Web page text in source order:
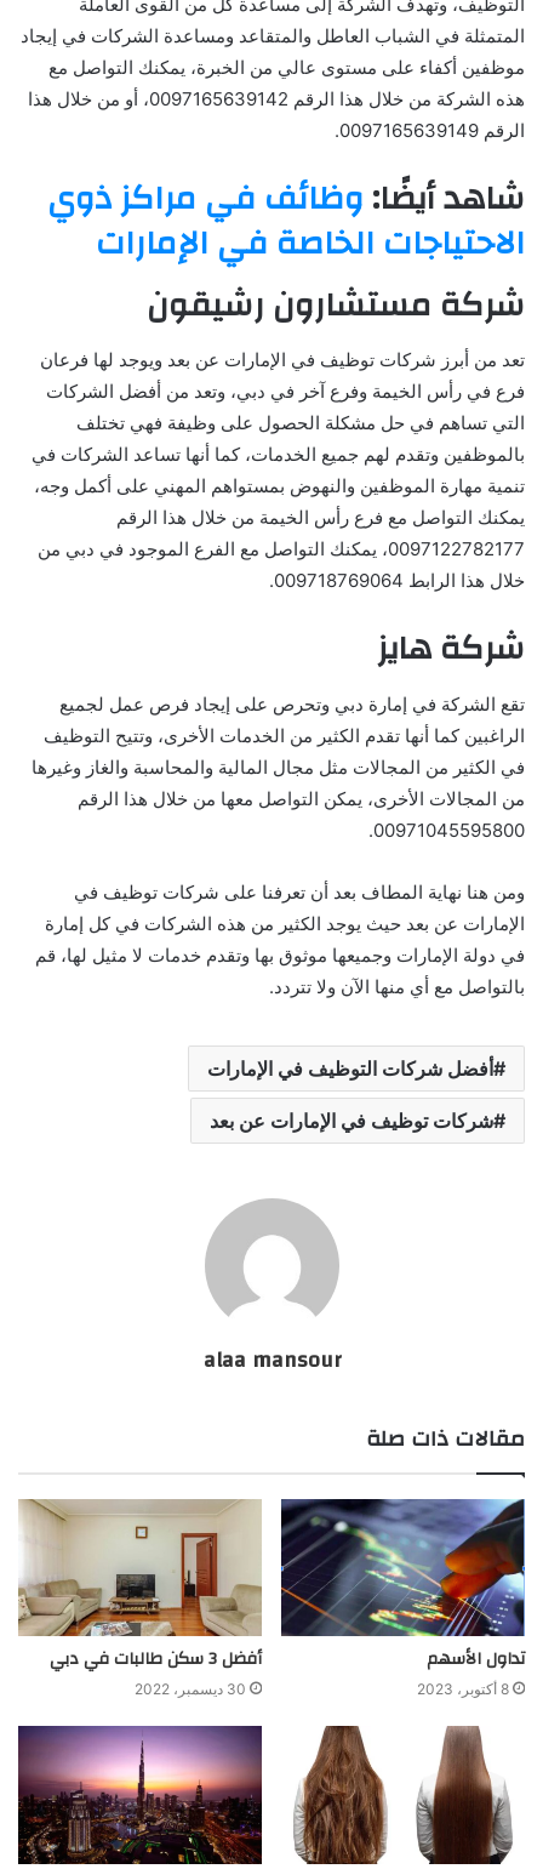
المتمثلة في الشباب العاطل والمتقاعد ومساعدة الشركات في إيجاد
موظفين أكفاء على مستوى عالي من الخبرة، يمكنك التواصل مع
هذه الشركة من خلال هذا الرقم 0097165639142، أو من خلال هذا
الرقم 0097165639149.
شاهد أيضًا:وظائف في مراكز ذوي
الاحتياجات الخاصة في الإمارات
شركة مستشارون رشيقون
تعد من أبرز شركات توظيف في الإمارات عن بعد ويوجد لها فرعان
فرع في رأس الخيمة وفرع آخر في دبي، وتعد من أفضل الشركات
التي تساهم في حل مشكلة الحصول على وظيفة فهي تختلف
بالموظفين وتقدم لهم جميع الخدمات، كما أنها تساعد الشركات في
تنمية مهارة الموظفين والنهوض بمستواهم المهني على أكمل وجه،
يمكنك التواصل مع فرع رأس الخيمة من خلال هذا الرقم
0097122782177، يمكنك التواصل مع الفرع الموجود في دبي من
خلال هذا الرابط 009718769064.
شركة هايز
تقع الشركة في إمارة دبي وتحرص على إيجاد فرص عمل لجميع
الراغبين كما أنها تقدم الكثير من الخدمات الأخرى، وتتيح التوظيف
في الكثير من المجالات مثل مجال المالية والمحاسبة والغاز وغيرها
من المجالات الأخرى، يمكن التواصل معها من خلال هذا الرقم
00971045595800.
ومن هنا نهاية المطاف بعد أن تعرفنا على شركات توظيف في
الإمارات عن بعد حيث يوجد الكثير من هذه الشركات في كل إمارة
في دولة الإمارات وجميعها موثوق بها وتقدم خدمات لا مثيل لها، قم
بالتواصل مع أي منها الآن ولا تتردد.
أفضل شركات التوظيف في الإمارات
شركات توظيف في الإمارات عن بعد
alaa mansour
مقالات ذات صلة
تداول الأسهم
8 أكتوبر، 2023
أفضل 3 سكن طالبات في دبي
30 ديسمبر، 2022